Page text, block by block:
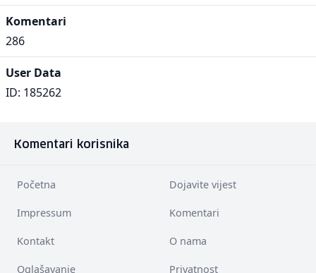
Komentari
286
User Data
ID: 185262
Komentari korisnika
Početna Dojavite vijest
Impressum Komentari
Kontakt O nama
Oglašavanje Privatnost